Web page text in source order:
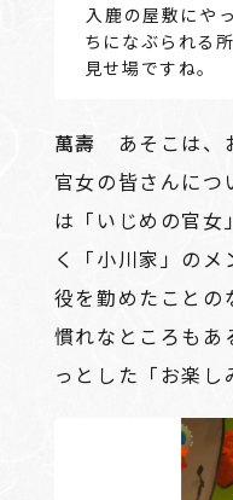
――入鹿の屋敷に
ちになぶられる
見せ場ですね。
萬壽 あそこは、
官女の皆さんにつ
は「いじめの官女
く「小川家」のメ
役を勤めたことの
慣れなところもあ
っとした「お楽し